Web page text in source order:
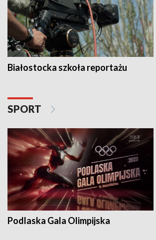
Białostocka szkoła reportażu
SPORT
Podlaska Gala Olimpijska